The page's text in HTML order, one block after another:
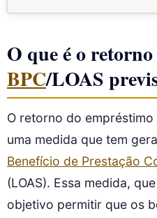
O que é o
BPC/LOAS
O retorno do
uma medida que tem
Benefício de Prestação
(LOAS). Essa medida,
objetivo permitir que os